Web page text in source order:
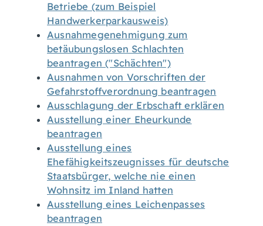
Betriebe (zum Beispiel
Handwerkerparkausweis)
Ausnahmegenehmigung zum
betäubungslosen Schlachten
beantragen ("Schächten")
Ausnahmen von Vorschriften der
Gefahrstoffverordnung beantragen
Ausschlagung der Erbschaft erklären
Ausstellung einer Eheurkunde
beantragen
Ausstellung eines
Ehefähigkeitszeugnisses für deutsche
Staatsbürger, welche nie einen
Wohnsitz im Inland hatten
Ausstellung eines Leichenpasses
beantragen